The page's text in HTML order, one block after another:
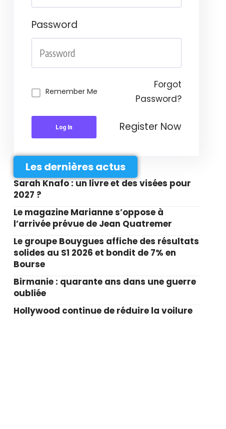
Password
Remember Me
Forgot
Password?
Log In Register Now
Les dernières actus
Sarah Knafo : un livre et des visées pour
2027 ?
Le magazine Marianne s’oppose à
l’arrivée prévue de Jean Quatremer
Le groupe Bouygues affiche des résultats
solides au S1 2026 et bondit de 7% en
Bourse
Birmanie : quarante ans dans une guerre
oubliée
Hollywood continue de réduire la voilure